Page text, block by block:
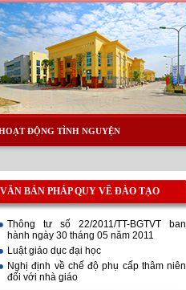
ĐỘNG TÌNH NGUYỆN
VĂN BẢN PHÁP QUY VỀ ĐÀO TẠO
Thông tư số 22/2011/TT-BGTVT ban
hành ngày 30 tháng 05 năm 2011
Luật giáo dục đại học
Nghị định về chế độ phụ cấp thâm niên
đối với nhà giáo